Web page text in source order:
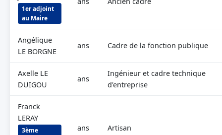
1er adjoint
au Maire
Angélique
LE BORGNE
ans Cadre de la fonction publique
Axelle LE
DUIGOU
ans
Ingénieur et cadre technique
d'entreprise
Franck
LERAY
3ème
ans Artisan